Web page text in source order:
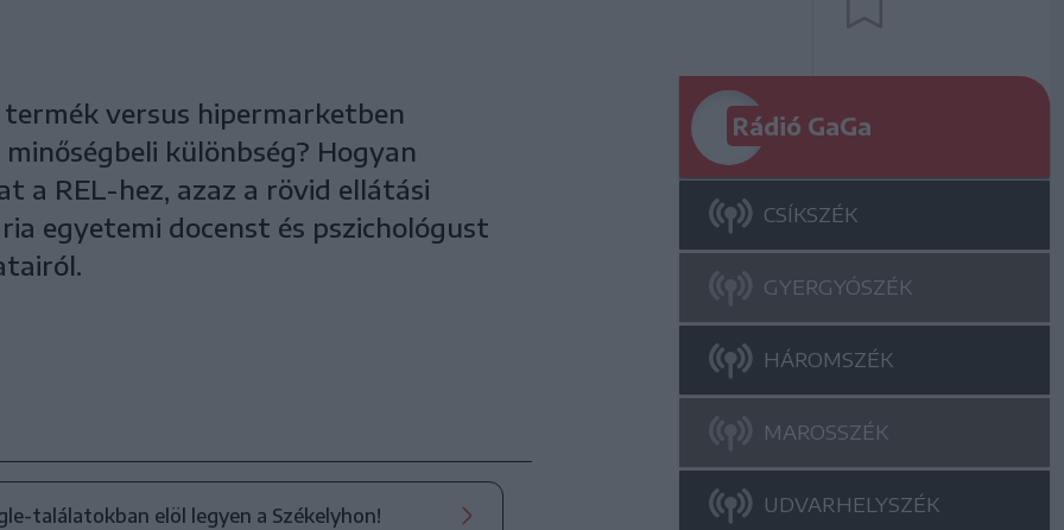
versus hipermarketben
különbség? Hogyan
a REL-hez, azaz a rövid ellátási
egyetemi docenst és pszichológust
találatokban elöl legyen a Székelyhon!
Rádió GaGa
CSÍKSZÉK
GYERGYÓSZÉK
HÁROMSZÉK
MAROSSZÉK
UDVARHELYSZÉK